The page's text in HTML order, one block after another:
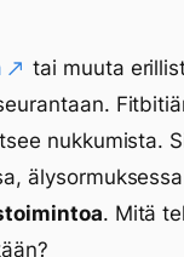
tai muuta
nukkumista.
. Mitä